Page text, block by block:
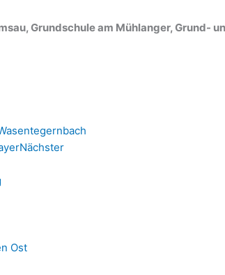
Grundschule am Mühlanger, Grund-
Nächster
Ost